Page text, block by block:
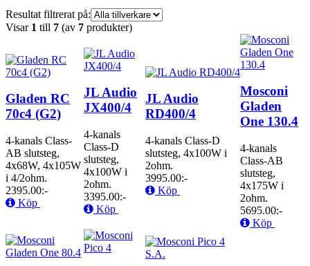
Resultat filtrerat på:
Visar 1 till 7 (av 7 produkter)
Gladen RC
70c4 (G2)
4-kanals Class-
AB slutsteg,
4x68W, 4x105W
i 4/2ohm.
2395.00:-
Köp
JL Audio
JX400/4
4-kanals
Class-D
slutsteg,
4x100W i
2ohm.
3395.00:-
Köp
JL Audio
RD400/4
4-kanals Class-D
slutsteg, 4x100W i
2ohm.
3995.00:-
Köp
Mosconi
Gladen
One 130.4
4-kanals
Class-AB
slutsteg,
4x175W i
2ohm.
5695.00:-
Köp